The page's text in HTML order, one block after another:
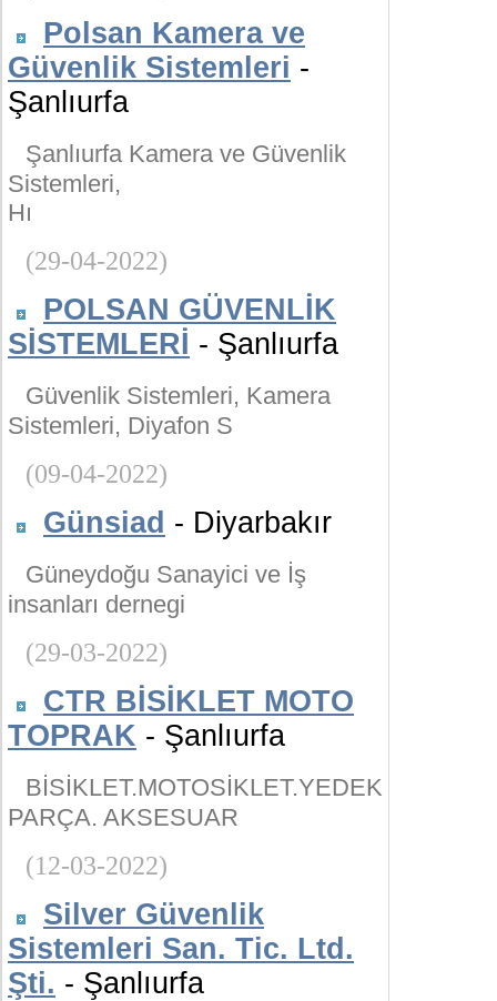
Polsan Kamera ve
Güvenlik Sistemleri -
Şanlıurfa
Şanlıurfa Kamera ve Güvenlik
Sistemleri,
Hı
(29-04-2022)
POLSAN GÜVENLİK
SİSTEMLERİ - Şanlıurfa
Güvenlik Sistemleri, Kamera
Sistemleri, Diyafon S
(09-04-2022)
Günsiad - Diyarbakır
Güneydoğu Sanayici ve İş
insanları dernegi
(29-03-2022)
CTR BİSİKLET MOTO
TOPRAK - Şanlıurfa
BİSİKLET.MOTOSİKLET.YEDEK
PARÇA. AKSESUAR
(12-03-2022)
Silver Güvenlik
Sistemleri San. Tic. Ltd.
Şti. - Şanlıurfa